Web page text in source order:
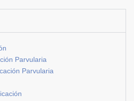
Parvularia
Parvularia